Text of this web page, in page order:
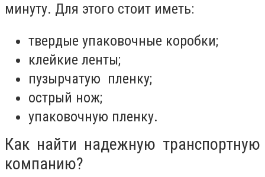
минуту. Для этого стоит иметь:
твердые упаковочные коробки;
клейкие ленты;
пузырчатую пленку;
острый нож;
упаковочную пленку.
Как найти надежную транспортную
компанию?